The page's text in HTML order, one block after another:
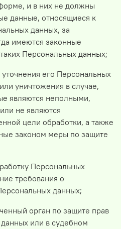
и в них не должны
данные, относящиеся к
данных, за
имеются законные
Персональных данных;
его Персональных
уничтожения в случае,
являются неполными,
не являются
цели обработки, а также
законом меры по защите
Персональных
требования о
данных;
орган по защите прав
или в судебном